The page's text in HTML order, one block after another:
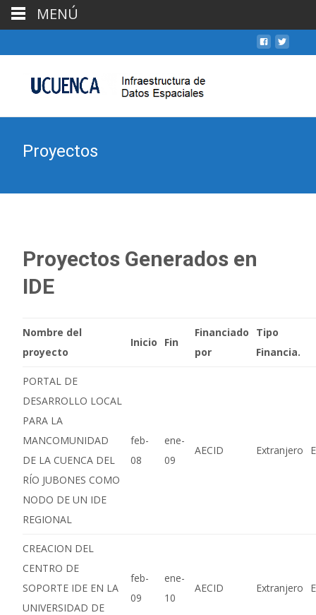
Proyectos
Proyectos Generados en
IDE
Nombre del
proyecto
Inicio Fin
Financiado
por
Tipo
Financia.
PORTAL DE
DESARROLLO LOCAL
PARA LA
MANCOMUNIDAD
DE LA CUENCA DEL
RÍO JUBONES COMO
NODO DE UN IDE
REGIONAL
feb-
08
ene-
09
AECID Extranjero
CREACION DEL
CENTRO DE
SOPORTE IDE EN LA
UNIVERSIDAD DE
feb-
09
ene-
10
AECID Extranjero
MENÚ